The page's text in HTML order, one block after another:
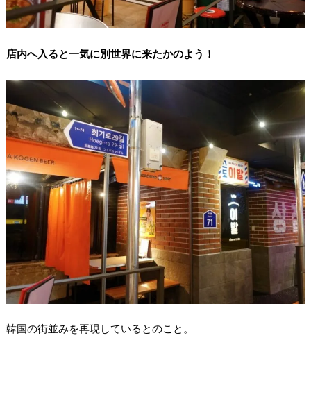
店内へ入ると一気に別世界に来たかのよう！
韓国の街並みを再現しているとのこと。